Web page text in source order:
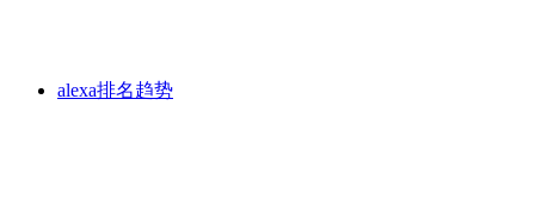
alexa排名趋势